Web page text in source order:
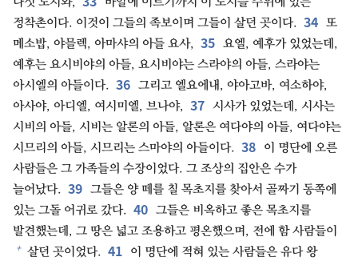
정착촌이다. 이것이 그들의 족보이며 그들이 살던 곳이다. 34 또
메소밥, 야믈렉, 아마샤의 아들 요사, 35 요엘, 예후가 있었는데,
예후는 요시비야의 아들, 요시비야는 스라야의 아들, 스라야는
아시엘의 아들이다. 36 그리고 엘요에내, 야아고바, 여소하야,
아사야, 아디엘, 여시미엘, 브나야, 37 시사가 있었는데, 시사는
시비의 아들, 시비는 알론의 아들, 알론은 여다야의 아들, 여다야는
시므리의 아들, 시므리는 스마야의 아들이다. 38
이 명단에 오른
사람들은 그 가족들의 수장이었다. 그 조상의 집안은 수가
늘어났다. 39 그들은 양 떼를 칠 목초지를 찾아서 골짜기 동쪽에
있는 그돌 어귀로 갔다. 40 그들은 비옥하고 좋은 목초지를
발견했는데, 그 땅은 넓고 조용하고 평온했으며, 전에 함 사람들이
+ 살던 곳이었다. 41
이 명단에 적혀 있는 사람들은 유다 왕